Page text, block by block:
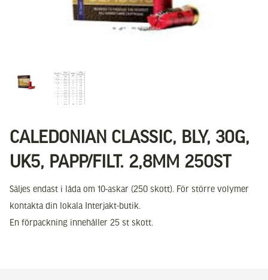
CALEDONIAN CLASSIC, BLY, 30G,
UK5, PAPP/FILT. 2,8MM 250ST
Säljes endast i låda om 10-askar (250 skott). För större volymer
kontakta din lokala Interjakt-butik.
En förpackning innehåller 25 st skott.